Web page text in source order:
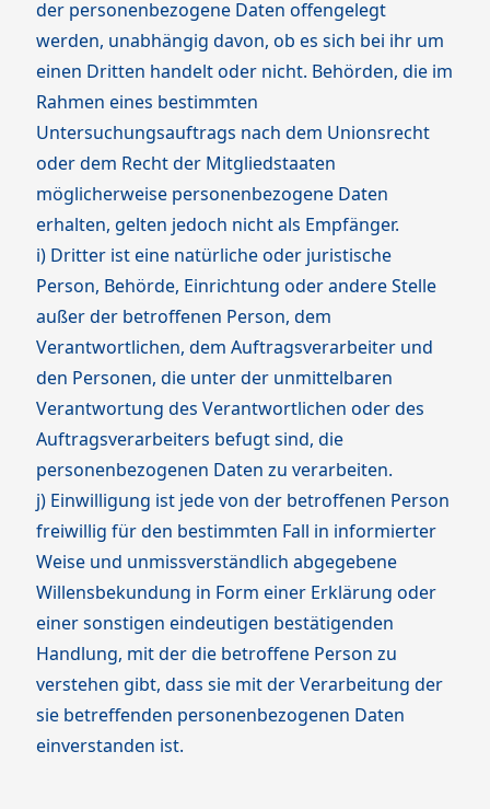
der personenbezogene Daten offengelegt
werden, unabhängig davon, ob es sich bei ihr um
einen Dritten handelt oder nicht. Behörden, die im
Rahmen eines bestimmten
Untersuchungsauftrags nach dem Unionsrecht
oder dem Recht der Mitgliedstaaten
möglicherweise personenbezogene Daten
erhalten, gelten jedoch nicht als Empfänger.
i) Dritter ist eine natürliche oder juristische
Person, Behörde, Einrichtung oder andere Stelle
außer der betroffenen Person, dem
Verantwortlichen, dem Auftragsverarbeiter und
den Personen, die unter der unmittelbaren
Verantwortung des Verantwortlichen oder des
Auftragsverarbeiters befugt sind, die
personenbezogenen Daten zu verarbeiten.
j) Einwilligung ist jede von der betroffenen Person
freiwillig für den bestimmten Fall in informierter
Weise und unmissverständlich abgegebene
Willensbekundung in Form einer Erklärung oder
einer sonstigen eindeutigen bestätigenden
Handlung, mit der die betroffene Person zu
verstehen gibt, dass sie mit der Verarbeitung der
sie betreffenden personenbezogenen Daten
einverstanden ist.